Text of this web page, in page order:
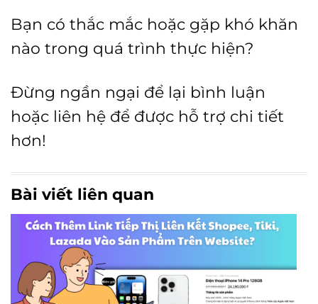
Bạn có thắc mắc hoặc gặp khó khăn
nào trong quá trình thực hiện?
Đừng ngần ngại để lại bình luận
hoặc liên hệ để được hỗ trợ chi tiết
hơn!
Bài viết liên quan